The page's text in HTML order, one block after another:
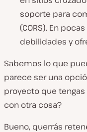
soporte para
(CORS). En
debilidades y
Sabemos lo que
parece ser una
proyecto que
con otra cosa?
Bueno, querrás